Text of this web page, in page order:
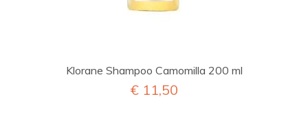
Klorane Shampoo Camomilla 200 ml
€ 11,50